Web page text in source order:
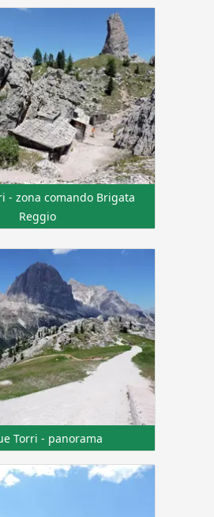
- zona comando Brigata
Reggio
Torri - panorama